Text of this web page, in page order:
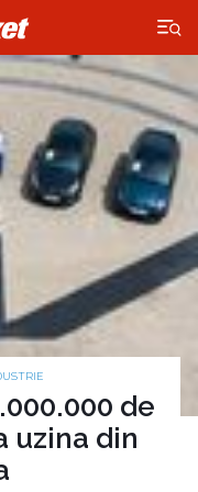
×
de
uzina din